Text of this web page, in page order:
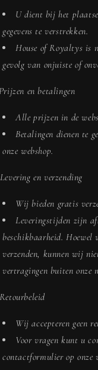
U dient bij het
gegevens te verstrekken.
House of Royaltys is
gevolg van onjuiste of
en betalingen
Alle prijzen in de
Betalingen dienen te
onze webshop.
en verzending
Wij bieden gratis
Leveringstijden zijn
beschikbaarheid.
verzenden, kunnen wij
vertragingen buiten onze
Wij accepteren geen
Voor vragen kunt u
contactformulier op onze